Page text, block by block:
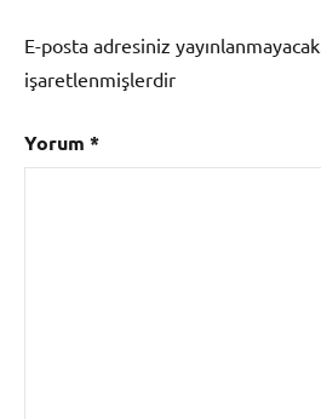
E-posta adresiniz yayınlanmayacak.
işaretlenmişlerdir
Yorum *